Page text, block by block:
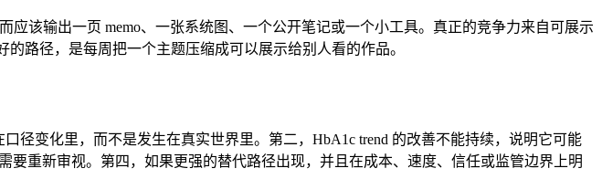
该输出一页 memo、一张系统图、一个公开笔记或一个小工具。真正的竞争力来自可展示
路径，是每周把一个主题压缩成可以展示给别人看的作品。
径变化里，而不是发生在真实世界里。第二，HbA1c trend 的改善不能持续，说明它可能
重新审视。第四，如果更强的替代路径出现，并且在成本、速度、信任或监管边界上明